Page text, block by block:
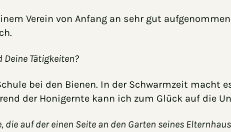
Verein von Anfang an sehr gut
Tätigkeiten?
bei den Bienen. In der Schwarmzeit macht
der Honigernte kann ich zum Glück auf die
die auf der einen Seite an den Garten seines